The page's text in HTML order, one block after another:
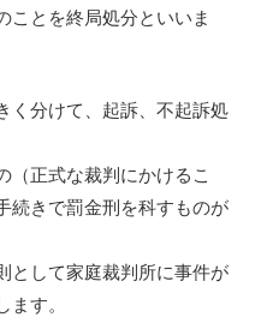
ことを終局処分といいま
く分けて、起訴、不起訴処
（正式な裁判にかけるこ
続きで罰金刑を科すものが
として家庭裁判所に事件が
す。